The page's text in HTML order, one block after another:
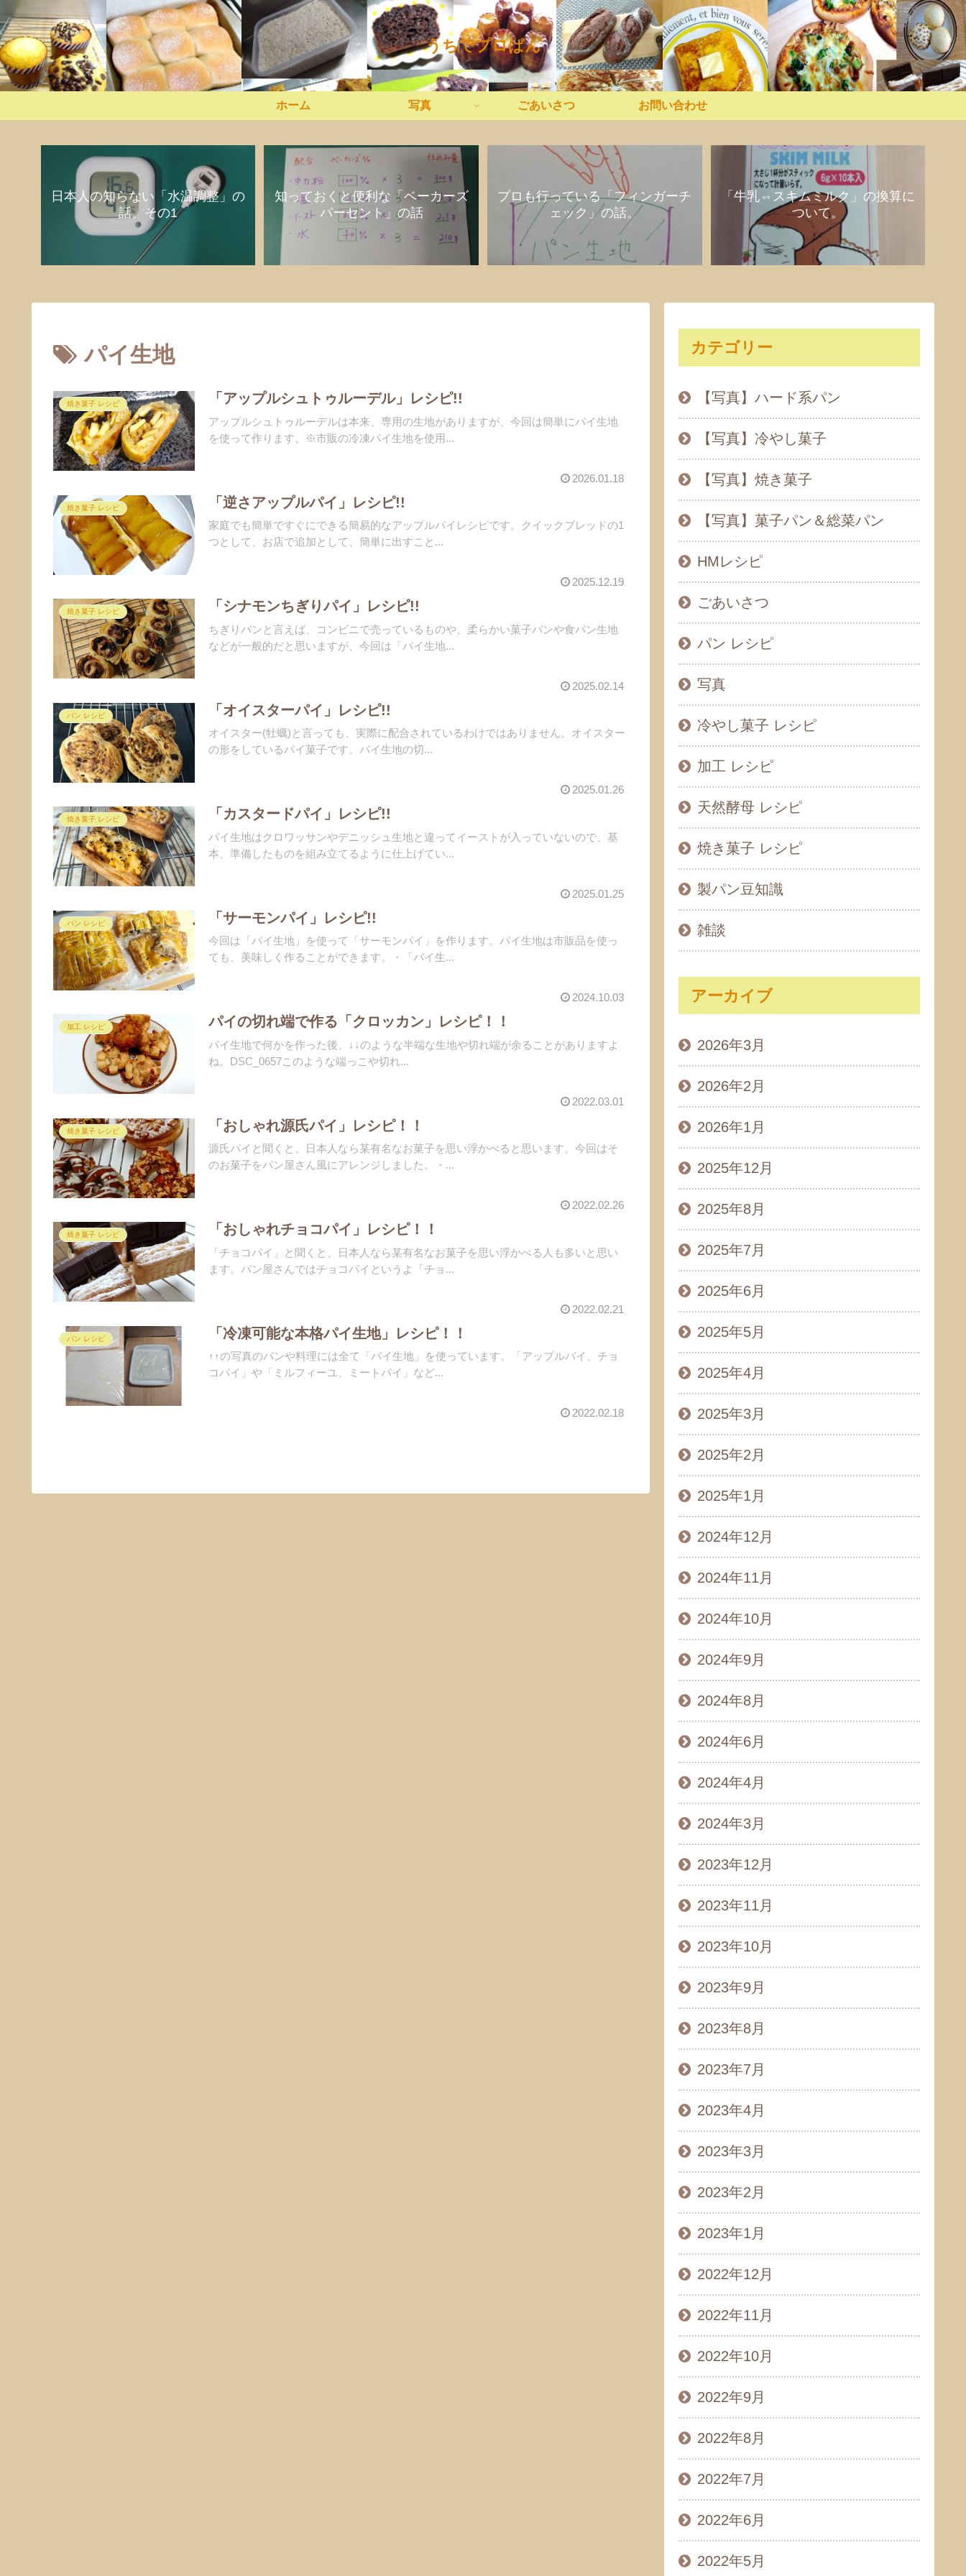
うちでプロぱん
ホーム 写真 ごあいさつ お問い合わせ
日本人の知らない「水温調整」の
話。その1
知っておくと便利な「ベーカーズ
パーセント」の話
プロも行っている「フィンガーチ
ェック」の話。
「牛乳⇔スキムミルク」の換算に
ついて。
パイ生地
焼き菓子 レシピ 「アップルシュトゥルーデル」レシピ!!
アップルシュトゥルーデルは本来、専用の生地がありますが、今回は簡単にパイ生地
を使って作ります。※市販の冷凍パイ生地を使用...
2026.01.18
焼き菓子 レシピ 「逆さアップルパイ」レシピ!!
家庭でも簡単ですぐにできる簡易的なアップルパイレシピです。クイックブレッドの1
つとして、お店で追加として、簡単に出すこと...
2025.12.19
焼き菓子 レシピ 「シナモンちぎりパイ」レシピ!!
ちぎりパンと言えば、コンビニで売っているものや、柔らかい菓子パンや食パン生地
などが一般的だと思いますが、今回は「パイ生地...
2025.02.14
パン レシピ 「オイスターパイ」レシピ!!
オイスター(牡蠣)と言っても、実際に配合されているわけではありません。オイスター
の形をしているパイ菓子です。パイ生地の切...
2025.01.26
焼き菓子 レシピ 「カスタードパイ」レシピ!!
パイ生地はクロワッサンやデニッシュ生地と違ってイーストが入っていないので、基
本、準備したものを組み立てるように仕上げてい...
2025.01.25
パン レシピ 「サーモンパイ」レシピ!!
今回は「パイ生地」を使って「サーモンパイ」を作ります。パイ生地は市販品を使っ
ても、美味しく作ることができます。・「パイ生...
2024.10.03
加工 レシピ パイの切れ端で作る「クロッカン」レシピ！！
パイ生地で何かを作った後、↓↓のような半端な生地や切れ端が余ることがありますよ
ね。DSC_0657このような端っこや切れ...
2022.03.01
焼き菓子 レシピ 「おしゃれ源氏パイ」レシピ！！
源氏パイと聞くと、日本人なら某有名なお菓子を思い浮かべると思います。今回はそ
のお菓子をパン屋さん風にアレンジしました。・...
2022.02.26
焼き菓子 レシピ 「おしゃれチョコパイ」レシピ！！
「チョコパイ」と聞くと、日本人なら某有名なお菓子を思い浮かべる人も多いと思い
ます。パン屋さんではチョコパイというよ「チョ...
2022.02.21
パン レシピ 「冷凍可能な本格パイ生地」レシピ！！
↑↑の写真のパンや料理には全て「パイ生地」を使っています。「アップルパイ、チョ
コパイ」や「ミルフィーユ、ミートパイ」など...
2022.02.18
カテゴリー
【写真】ハード系パン
【写真】冷やし菓子
【写真】焼き菓子
【写真】菓子パン＆総菜パン
HMレシピ
ごあいさつ
パン レシピ
写真
冷やし菓子 レシピ
加工 レシピ
天然酵母 レシピ
焼き菓子 レシピ
製パン豆知識
雑談
アーカイブ
2026年3月
2026年2月
2026年1月
2025年12月
2025年8月
2025年7月
2025年6月
2025年5月
2025年4月
2025年3月
2025年2月
2025年1月
2024年12月
2024年11月
2024年10月
2024年9月
2024年8月
2024年6月
2024年4月
2024年3月
2023年12月
2023年11月
2023年10月
2023年9月
2023年8月
2023年7月
2023年4月
2023年3月
2023年2月
2023年1月
2022年12月
2022年11月
2022年10月
2022年9月
2022年8月
2022年7月
2022年6月
2022年5月